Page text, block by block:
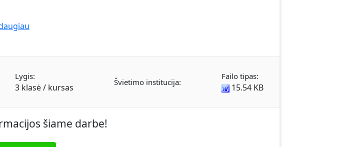
Lygis:
3 klasė / kursas Švietimo institucija:
Failo tipas:
15.54 KB
šiame darbe!